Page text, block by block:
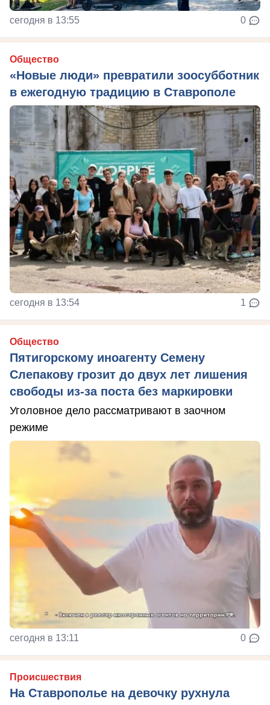
сегодня в 13:55 0
Общество
«Новые люди» превратили зоосубботник
в ежегодную традицию в Ставрополе
сегодня в 13:54 1
Общество
Пятигорскому иноагенту Семену
Слепакову грозит до двух лет лишения
свободы из-за поста без маркировки
Уголовное дело рассматривают в заочном
режиме
сегодня в 13:11 0
Происшествия
На Ставрополье на девочку рухнула